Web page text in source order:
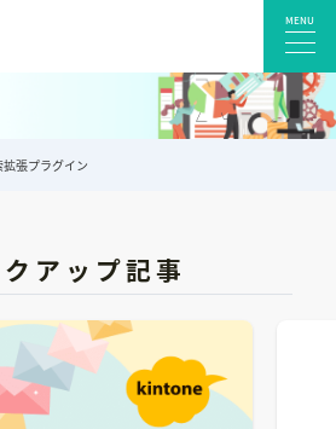
施設受付
ービス
開発
MENU
拡張プラグイン
アップ記事